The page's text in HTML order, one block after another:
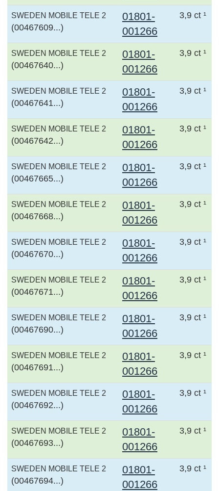
SWEDEN MOBILE TELE 2
(00467609...)
01801-
001266
3,9 ct ¹
SWEDEN MOBILE TELE 2
(00467640...)
01801-
001266
3,9 ct ¹
SWEDEN MOBILE TELE 2
(00467641...)
01801-
001266
3,9 ct ¹
SWEDEN MOBILE TELE 2
(00467642...)
01801-
001266
3,9 ct ¹
SWEDEN MOBILE TELE 2
(00467665...)
01801-
001266
3,9 ct ¹
SWEDEN MOBILE TELE 2
(00467668...)
01801-
001266
3,9 ct ¹
SWEDEN MOBILE TELE 2
(00467670...)
01801-
001266
3,9 ct ¹
SWEDEN MOBILE TELE 2
(00467671...)
01801-
001266
3,9 ct ¹
SWEDEN MOBILE TELE 2
(00467690...)
01801-
001266
3,9 ct ¹
SWEDEN MOBILE TELE 2
(00467691...)
01801-
001266
3,9 ct ¹
SWEDEN MOBILE TELE 2
(00467692...)
01801-
001266
3,9 ct ¹
SWEDEN MOBILE TELE 2
(00467693...)
01801-
001266
3,9 ct ¹
SWEDEN MOBILE TELE 2
(00467694...)
01801-
001266
3,9 ct ¹